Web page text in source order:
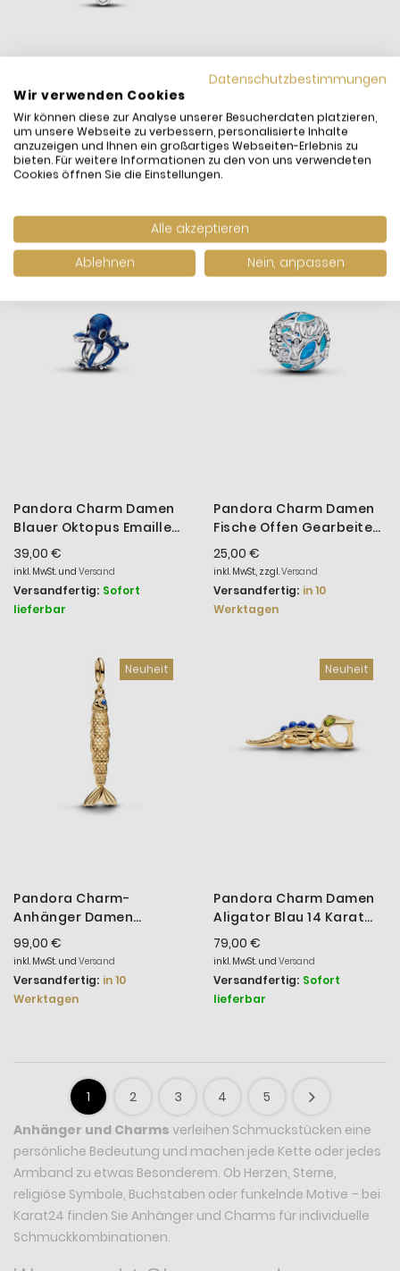
Pandora Charm-
Anhänger Damen
Mantarochen Murano-
Glas Silber 794685C01
69,00 €
inkl. MwSt. und Versand
Werktagen
Pandora Charm Damen
Offene Sonne 14 Karat
Vergoldet 764625C01
39,00 €
inkl. MwSt. und
Werktagen
Neuheit
Pandora Charm Damen
Blauer Oktopus Emaille
Sterling-Silber
794706C01
39,00 €
inkl. MwSt. und Versand
Versandfertig: Sofort
lieferbar
Neuheit
Pandora Charm Damen
Fische Offen Gearbeitet
Sterling-Silber
794699C01
25,00 €
inkl. MwSt., zzgl.Versand
Versandfertig: in 10
Werktagen
Neuheit
Pandora Charm-
Anhänger Damen
Beweglicher Fisch 14K
Vergoldet 764686C01
99,00 €
inkl. MwSt. und Versand
Versandfertig: in 10
Werktagen
Neuheit
Pandora Charm Damen
Aligator Blau 14 Karat
Vergoldet 764624C01
79,00 €
inkl. MwSt. und Versand
Versandfertig: Sofort
lieferbar
1 2 3 4
5
Anhänger und Charms verleihen Schmuckstücken eine
persönliche Bedeutung und machen jede Kette oder jedes
Armband zu etwas Besonderem. Ob Herzen, Sterne,
religiöse Symbole, Buchstaben oder funkelnde Motive – bei
Karat24 finden Sie Anhänger und Charms für individuelle
Schmuckkombinationen.
Datenschutzbestimmungen
Wir verwenden Cookies
Wir können diese zur Analyse unserer Besucherdaten platzieren,
um unsere Webseite zu verbessern, personalisierte Inhalte
anzuzeigen und Ihnen ein großartiges Webseiten-Erlebnis zu
bieten. Für weitere Informationen zu den von uns verwendeten
Cookies öffnen Sie die Einstellungen.
Alle akzeptieren
Ablehnen
Nein, anpassen